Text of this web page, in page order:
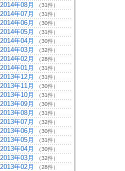
2014年08月 （31件）
2014年07月 （31件）
2014年06月 （30件）
2014年05月 （31件）
2014年04月 （30件）
2014年03月 （32件）
2014年02月 （28件）
2014年01月 （31件）
2013年12月 （31件）
2013年11月 （30件）
2013年10月 （31件）
2013年09月 （30件）
2013年08月 （31件）
2013年07月 （32件）
2013年06月 （30件）
2013年05月 （31件）
2013年04月 （30件）
2013年03月 （32件）
2013年02月 （28件）